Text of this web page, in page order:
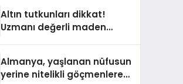
Altın tutkunları dikkat!
Uzmanı değerli maden
Almanya, yaşlanan nüfusun
yerine nitelikli göçmenlere